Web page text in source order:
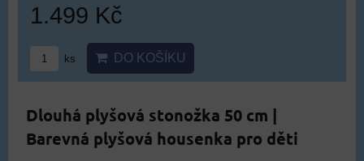
1.499 Kč
ks DO KOŠÍKU
Dlouhá plyšová stonožka 50 cm |
Barevná plyšová housenka pro děti